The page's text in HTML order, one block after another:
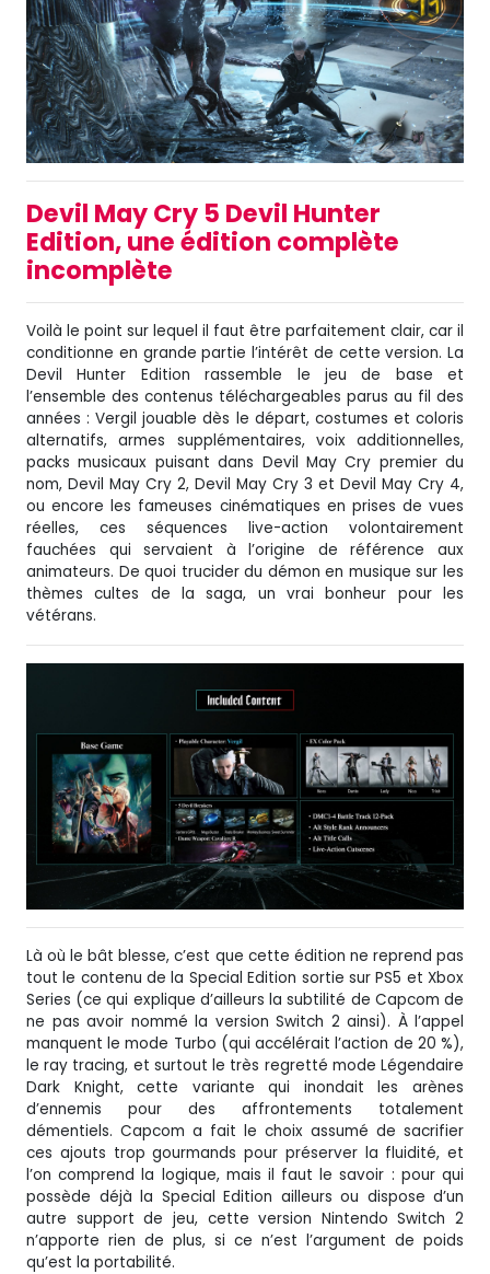
Devil May Cry 5 Devil Hunter
Edition, une édition complète
incomplète
Voilà le point sur lequel il faut être parfaitement clair, car il
conditionne en grande partie l’intérêt de cette version. La
Devil Hunter Edition rassemble le jeu de base et
l’ensemble des contenus téléchargeables parus au fil des
années : Vergil jouable dès le départ, costumes et coloris
alternatifs, armes supplémentaires, voix additionnelles,
packs musicaux puisant dans Devil May Cry premier du
nom, Devil May Cry 2, Devil May Cry 3 et Devil May Cry 4,
ou encore les fameuses cinématiques en prises de vues
réelles, ces séquences live-action volontairement
fauchées qui servaient à l’origine de référence aux
animateurs. De quoi trucider du démon en musique sur les
thèmes cultes de la saga, un vrai bonheur pour les
vétérans.
Là où le bât blesse, c’est que cette édition ne reprend pas
tout le contenu de la Special Edition sortie sur PS5 et Xbox
Series (ce qui explique d’ailleurs la subtilité de Capcom de
ne pas avoir nommé la version Switch 2 ainsi). À l’appel
manquent le mode Turbo (qui accélérait l’action de 20 %),
le ray tracing, et surtout le très regretté mode Légendaire
Dark Knight, cette variante qui inondait les arènes
d’ennemis pour des affrontements totalement
démentiels. Capcom a fait le choix assumé de sacrifier
ces ajouts trop gourmands pour préserver la fluidité, et
l’on comprend la logique, mais il faut le savoir : pour qui
possède déjà la Special Edition ailleurs ou dispose d’un
autre support de jeu, cette version Nintendo Switch 2
n’apporte rien de plus, si ce n’est l’argument de poids
qu’est la portabilité.